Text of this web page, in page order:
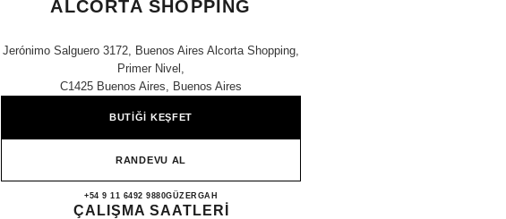
ALCORTA SHOPPING
Jerónimo Salguero 3172, Buenos Aires Alcorta Shopping,
Primer Nivel,
C1425 Buenos Aires, Buenos Aires
BUTİĞİ KEŞFET
RANDEVU AL
ARAYIN
+54 9 11 6492 9880GÜZERGAHCHANEL Beauty Corner Alcorta Shopping
ÇALIŞMA SAATLERİ